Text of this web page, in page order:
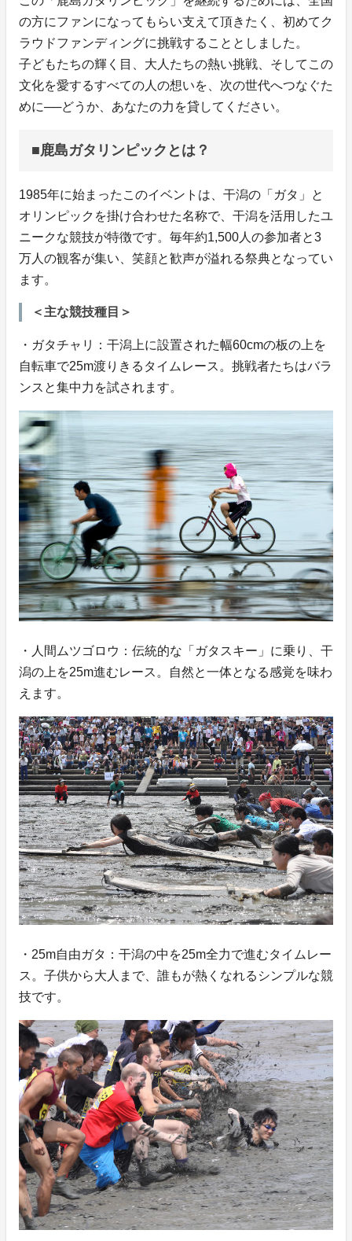
の方にファンになってもらい支えて頂きたく、初めてク
ラウドファンディングに挑戦することとしました。
子どもたちの輝く目、大人たちの熱い挑戦、そしてこの
文化を愛するすべての人の想いを、次の世代へつなぐた
めに──どうか、あなたの力を貸してください。
■鹿島ガタリンピックとは？
1985年に始まったこのイベントは、干潟の「ガタ」と
オリンピックを掛け合わせた名称で、干潟を活用したユ
ニークな競技が特徴です。毎年約1,500人の参加者と3
万人の観客が集い、笑顔と歓声が溢れる祭典となってい
ます。
＜主な競技種目＞
・ガタチャリ：干潟上に設置された幅60cmの板の上を
自転車で25m渡りきるタイムレース。挑戦者たちはバラ
ンスと集中力を試されます。
・人間ムツゴロウ：伝統的な「ガタスキー」に乗り、干
潟の上を25m進むレース。自然と一体となる感覚を味わ
えます。
・25m自由ガタ：干潟の中を25m全力で進むタイムレー
ス。子供から大人まで、誰もが熱くなれるシンプルな競
技です。